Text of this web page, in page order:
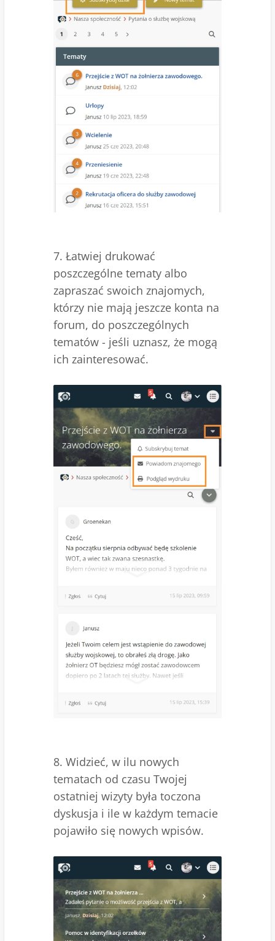
7. Łatwiej drukować
poszczególne tematy albo
zapraszać swoich znajomych,
którzy nie mają jeszcze konta na
forum, do poszczególnych
tematów - jeśli uznasz, że mogą
ich zainteresować.
8. Widzieć, w ilu nowych
tematach od czasu Twojej
ostatniej wizyty była toczona
dyskusja i ile w każdym temacie
pojawiło się nowych wpisów.